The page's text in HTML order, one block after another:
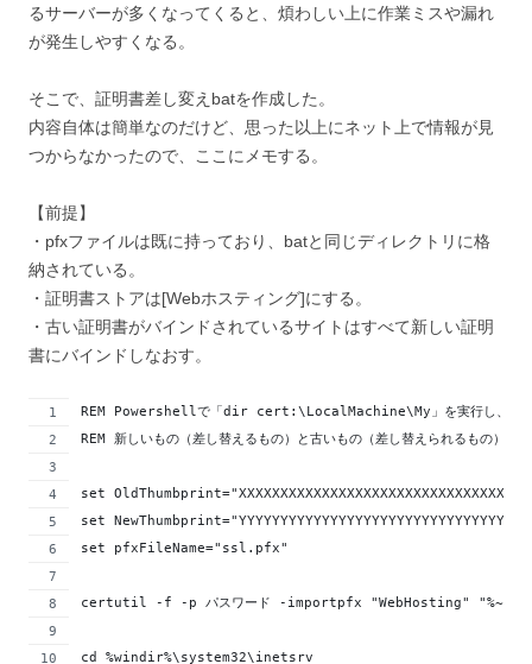
るサーバーが多くなってくると、煩わしい上に作業ミスや漏れ
が発生しやすくなる。
そこで、証明書差し変えbatを作成した。
内容自体は簡単なのだけど、思った以上にネット上で情報が見
つからなかったので、ここにメモする。
【前提】
・pfxファイルは既に持っており、batと同じディレクトリに格
納されている。
・証明書ストアは[Webホスティング]にする。
・古い証明書がバインドされているサイトはすべて新しい証明
書にバインドしなおす。
REM Powershellで「dir cert:\LocalMachine\My」を実行し、証明書
REM 新しいもの（差し替えるもの）と古いもの（差し替えられるもの）の
set
set
set pfxFileName="ssl.pfx"
certutil -f -p パスワード -importpfx "WebHosting"
cd %windir%\system32\inetsrv